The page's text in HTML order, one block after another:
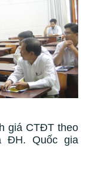
giá CTĐT theo
ĐH. Quốc gia